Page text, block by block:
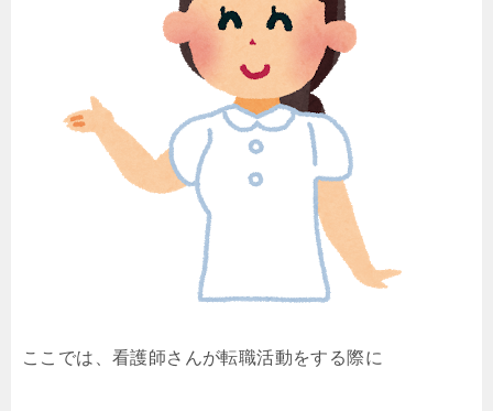
ここでは、看護師さんが転職活動をする際に